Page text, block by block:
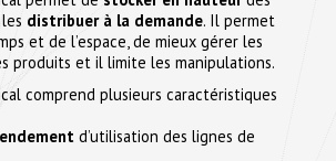
distribuer à la demande. Il permet
et de l’espace, de mieux gérer les
produits et il limite les manipulations.
comprend plusieurs caractéristiques
d’utilisation des lignes de